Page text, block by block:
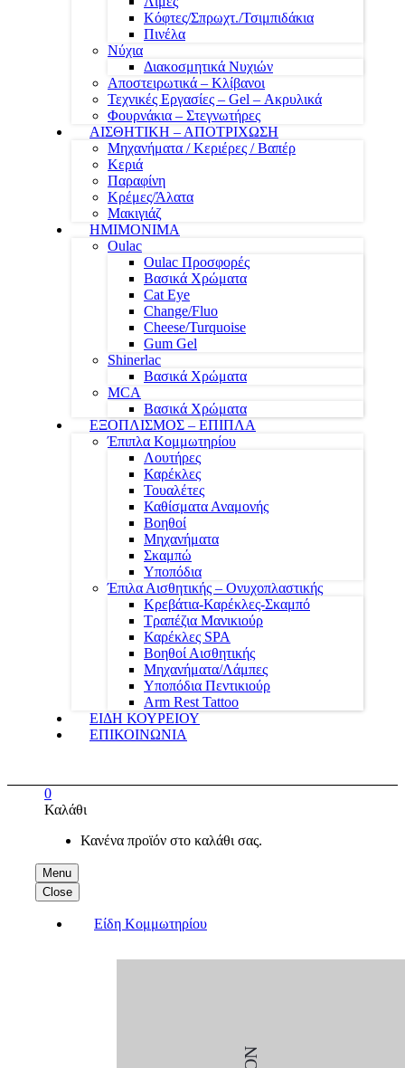
Κόφτες/Σπρωχτ./Τσιμπιδάκια
Πινέλα
Νύχια
Διακοσμητικά Νυχιών
Αποστειρωτικά – Κλίβανοι
Τεχνικές Εργασίες – Gel – Ακρυλικά
Φουρνάκια – Στεγνωτήρες
ΑΙΣΘΗΤΙΚΗ – ΑΠΟΤΡΙΧΩΣΗ
Μηχανήματα / Κεριέρες / Βαπέρ
Κεριά
Παραφίνη
Κρέμες/Άλατα
Μακιγιάζ
ΗΜΙΜΟΝΙΜΑ
Oulac
Oulac Προσφορές
Βασικά Χρώματα
Cat Eye
Change/Fluo
Cheese/Turquoise
Gum Gel
Shinerlac
Βασικά Χρώματα
MCA
Βασικά Χρώματα
ΕΞΟΠΛΙΣΜΟΣ – ΕΠΙΠΛΑ
Έπιπλα Κομμωτηρίου
Λουτήρες
Καρέκλες
Τουαλέτες
Καθίσματα Αναμονής
Βοηθοί
Μηχανήματα
Σκαμπώ
Υποπόδια
Έπιλα Αισθητικής – Ονυχοπλαστικής
Κρεβάτια-Καρέκλες-Σκαμπό
Τραπέζια Μανικιούρ
Καρέκλες SPA
Βοηθοί Αισθητικής
Μηχανήματα/Λάμπες
Υποπόδια Πεντικιούρ
Arm Rest Tattoo
ΕΙΔΗ ΚΟΥΡΕΙΟΥ
ΕΠΙΚΟΙΝΩΝΙΑ
Menu
Close
Είδη Κομμωτηρίου
0
Καλάθι
Κανένα προϊόν στο καλάθι σας.